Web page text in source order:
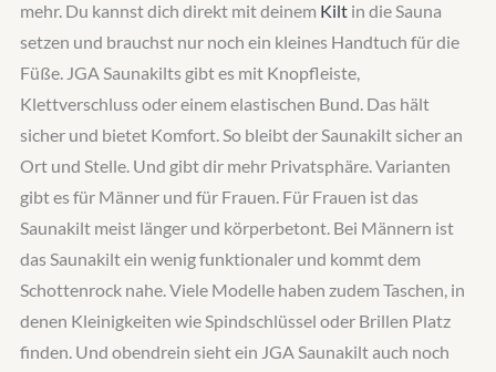
mehr. Du kannst dich direkt mit deinem Kilt in die Sauna
setzen und brauchst nur noch ein kleines Handtuch für die
Füße. JGA Saunakilts gibt es mit Knopfleiste,
Klettverschluss oder einem elastischen Bund. Das hält
sicher und bietet Komfort. So bleibt der Saunakilt sicher an
Ort und Stelle. Und gibt dir mehr Privatsphäre. Varianten
gibt es für Männer und für Frauen. Für Frauen ist das
Saunakilt meist länger und körperbetont. Bei Männern ist
das Saunakilt ein wenig funktionaler und kommt dem
Schottenrock nahe. Viele Modelle haben zudem Taschen, in
denen Kleinigkeiten wie Spindschlüssel oder Brillen Platz
finden. Und obendrein sieht ein JGA Saunakilt auch noch